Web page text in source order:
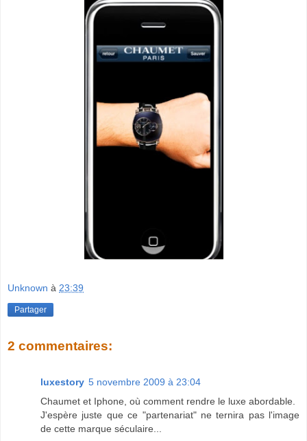
Unknown à 23:39
Partager
2 commentaires:
luxestory 5 novembre 2009 à 23:04
Chaumet et Iphone, où comment rendre le luxe abordable.
J'espère juste que ce "partenariat" ne ternira pas l'image
de cette marque séculaire...